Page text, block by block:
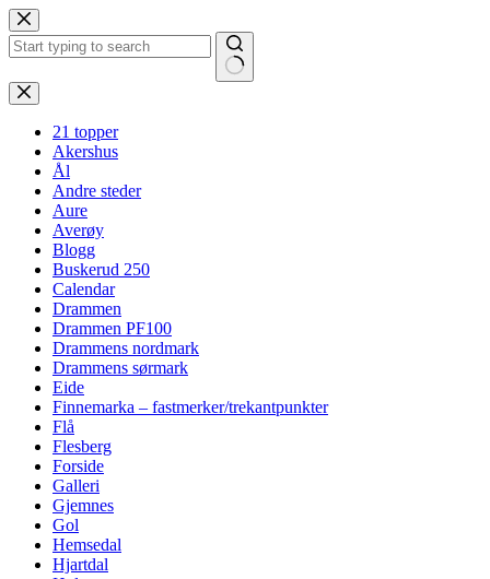
Hopp
til
innholdet
Ingen
resultater
21 topper
Akershus
Ål
Andre steder
Aure
Averøy
Blogg
Buskerud 250
Calendar
Drammen
Drammen PF100
Drammens nordmark
Drammens sørmark
Eide
Finnemarka – fastmerker/trekantpunkter
Flå
Flesberg
Forside
Galleri
Gjemnes
Gol
Hemsedal
Hjartdal